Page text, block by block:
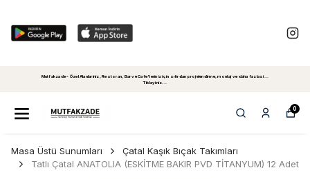
Mutfakzade - Özel Alanlariniz, Restoran, Bar ve Cafe'leriniz için sıfırdan projelendirme, montaj ve daha fazlasi...
Tiklayiniz...
0
Masa Üstü Sunumları
Çatal Kaşık Bıçak Takımları
Tatlı Çatal ANATOLIA (ESKİTME BAKIR PVD TİTANYUM) 12 Adet